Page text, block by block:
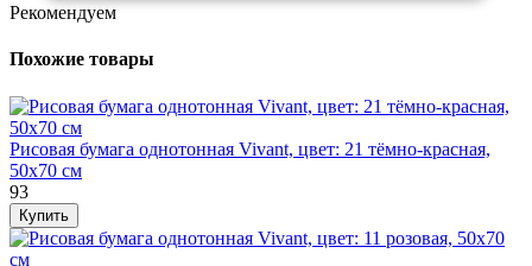
Рекомендуем
Похожие товары
Рисовая бумага однотонная Vivant, цвет: 21 тёмно-красная,
50х70 см
93